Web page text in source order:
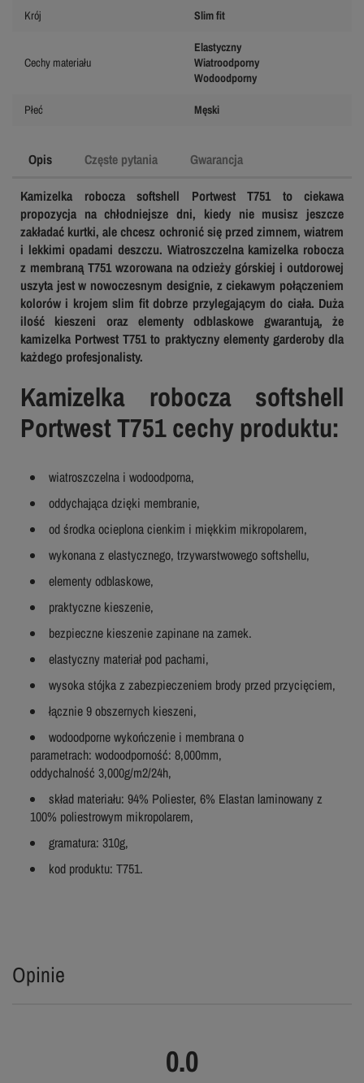
Opis Częste pytania Gwarancja
Kamizelka robocza softshell Portwest T751 to ciekawa
propozycja na chłodniejsze dni, kiedy nie musisz jeszcze
zakładać kurtki, ale chcesz ochronić się przed zimnem, wiatrem
i lekkimi opadami deszczu. Wiatroszczelna kamizelka robocza
z membraną T751 wzorowana na odzieży górskiej i outdorowej
uszyta jest w nowoczesnym designie, z ciekawym połączeniem
kolorów i krojem slim fit dobrze przylegającym do ciała. Duża
ilość kieszeni oraz elementy odblaskowe gwarantują, że
kamizelka Portwest T751 to praktyczny elementy garderoby dla
każdego profesjonalisty.
Kamizelka robocza softshell
Portwest T751 cechy produktu:
wiatroszczelna i wodoodporna,
oddychająca dzięki membranie,
od środka ocieplona cienkim i miękkim mikropolarem,
wykonana z elastycznego, trzywarstwowego softshellu,
elementy odblaskowe,
praktyczne kieszenie,
bezpieczne kieszenie zapinane na zamek.
elastyczny materiał pod pachami,
wysoka stójka z zabezpieczeniem brody przed przycięciem,
łącznie 9 obszernych kieszeni,
wodoodporne wykończenie i membrana o
parametrach: wodoodporność: 8,000mm,
oddychalność 3,000g/m2/24h,
skład materiału: 94% Poliester, 6% Elastan laminowany z
100% poliestrowym mikropolarem,
gramatura: 310g,
kod produktu: T751.
Krój Slim fit
Cechy materiału
Elastyczny
Wiatroodporny
Wodoodporny
Płeć Męski
Opinie
0.0